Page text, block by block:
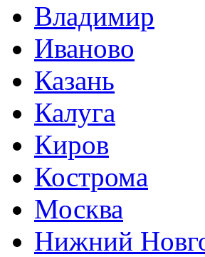
Владимир
Иваново
Казань
Калуга
Киров
Кострома
Москва
Нижний